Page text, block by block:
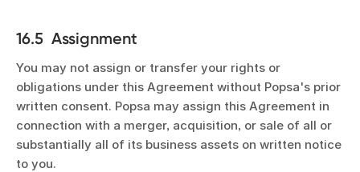
16.5 Assignment
You may not assign or transfer your rights or
obligations under this Agreement without Popsa's prior
written consent. Popsa may assign this Agreement in
connection with a merger, acquisition, or sale of all or
substantially all of its business assets on written notice
to you.